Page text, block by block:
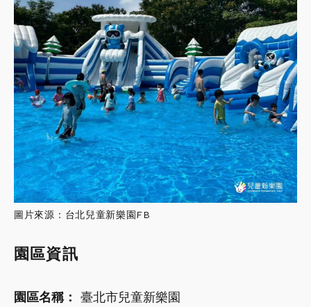
圖片來源：台北兒童新樂園FB
園區資訊
園區名稱：
臺北市兒童新樂園